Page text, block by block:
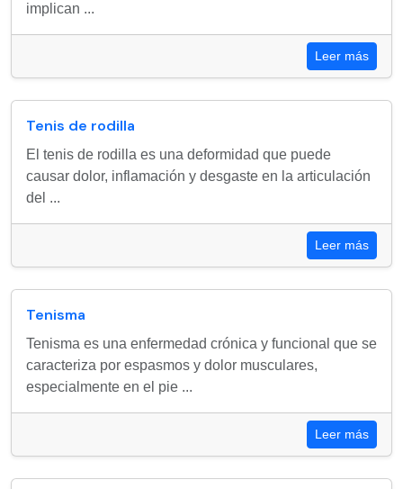
implican ...
Leer más
Tenis de rodilla
El tenis de rodilla es una deformidad que puede
causar dolor, inflamación y desgaste en la articulación
del ...
Leer más
Tenisma
Tenisma es una enfermedad crónica y funcional que se
caracteriza por espasmos y dolor musculares,
especialmente en el pie ...
Leer más